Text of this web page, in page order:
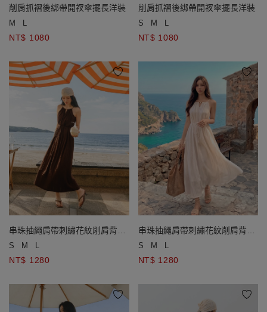
削肩抓褶後綁帶開衩傘擺長洋裝
M L
NT$ 1080
削肩抓褶後綁帶開衩傘擺長洋裝
S M L
NT$ 1080
串珠抽繩肩帶刺繡花紋削肩背心
長洋裝( 附串珠繫腰繩&胸墊)
S M L
NT$ 1280
串珠抽繩肩帶刺繡花紋削肩背心
長洋裝( 附串珠繫腰繩&胸墊)
S M L
NT$ 1280